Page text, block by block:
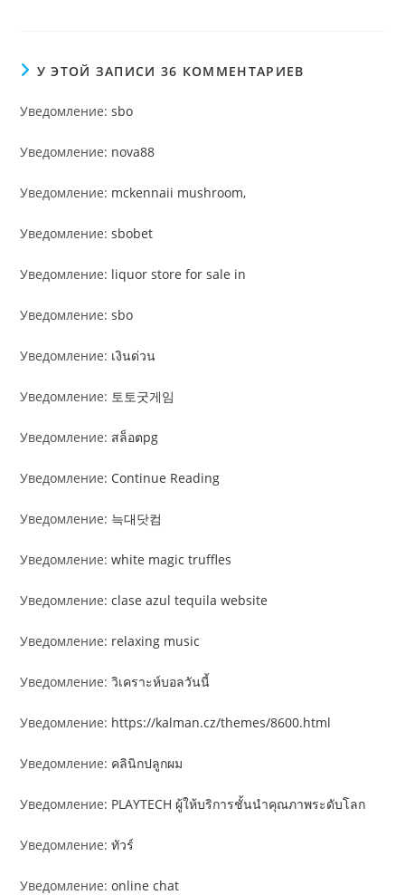
У ЭТОЙ ЗАПИСИ 36 КОММЕНТАРИЕВ
Уведомление:sbo
Уведомление: nova88
Уведомление: mckennaii mushroom,
Уведомление:sbobet
Уведомление: liquor store for sale in
Уведомление:sbo
Уведомление: เงินด่วน
Уведомление: 토토굿게임
Уведомление: สล็อตpg
Уведомление: Continue Reading
Уведомление: 늑대닷컴
Уведомление:white magic truffles
Уведомление:clase azul tequila website​
Уведомление: relaxing music
Уведомление:วิเคราะห์บอลวันนี้
Уведомление: https://kalman.cz/themes/8600.html
Уведомление: คลินิกปลูกผม
Уведомление: PLAYTECH ผู้ให้บริการชั้นนำคุณภาพระดับโลก
Уведомление:ทัวร์
Уведомление:online chat